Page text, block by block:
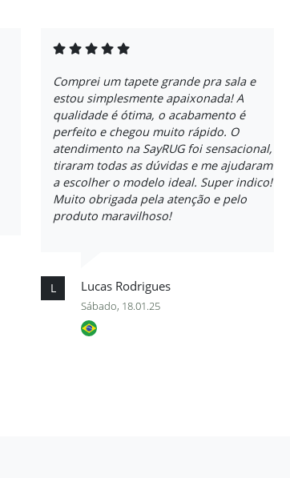
Comprei um tapete grande pra sala e
estou simplesmente apaixonada! A
qualidade é ótima, o acabamento é
perfeito e chegou muito rápido. O
atendimento na SayRUG foi sensacional,
tiraram todas as dúvidas e me ajudaram
a escolher o modelo ideal. Super indico!
Muito obrigada pela atenção e pelo
produto maravilhoso!
L Lucas Rodrigues
Sábado, 18.01.25